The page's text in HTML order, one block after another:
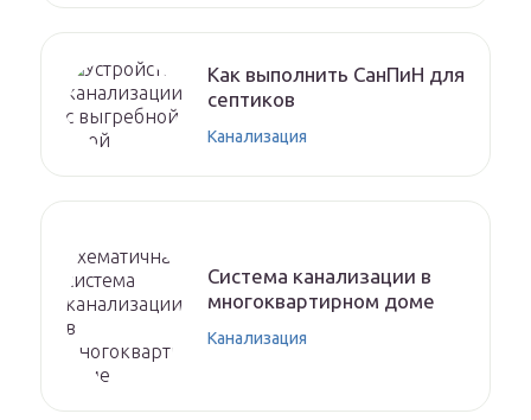
Как выполнить СанПиН для
септиков
Канализация
Система канализации в
многоквартирном доме
Канализация